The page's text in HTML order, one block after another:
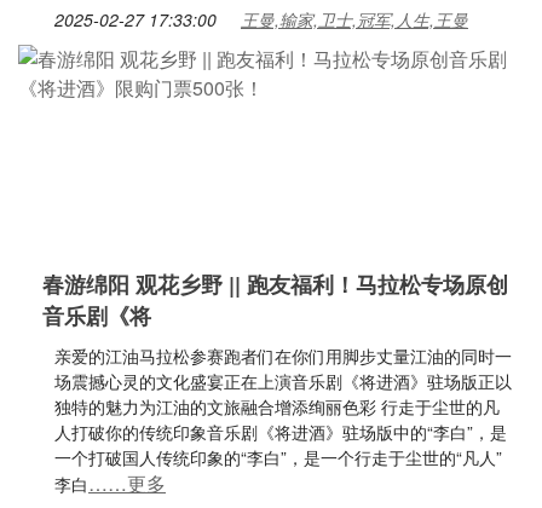
2025-02-27 17:33:00 王曼,输家,卫士,冠军,人生,王曼
春游绵阳 观花乡野 || 跑友福利！马拉松专场原创
音乐剧《将
亲爱的江油马拉松参赛跑者们在你们用脚步丈量江油的同时一
场震撼心灵的文化盛宴正在上演‍‍音乐剧《将进酒》驻场版正以
独特的魅力为江油的文旅融合增添绚丽色彩 ‍行走于尘世的凡
人打破你的传统印象音乐剧《将进酒》驻场版中的“李白”，是
一个打破国人传统印象的“李白”，是一个行走于尘世的“凡人”
李白……更多